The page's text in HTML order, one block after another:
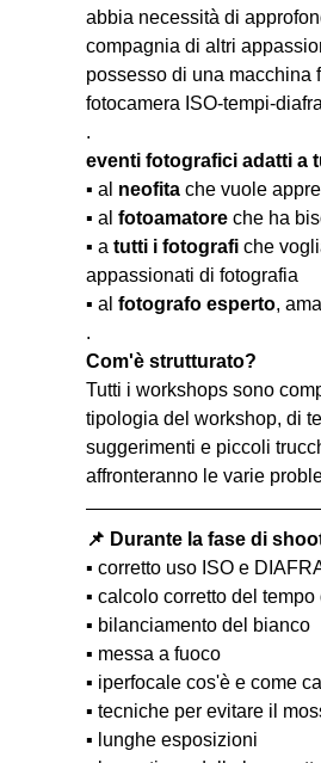
abbia necessità di
compagnia di altri
possesso di una macchina
fotocamera ISO-tempi-
.
eventi fotografici adatti a
▪️ al neofita che vuole
▪️ al fotoamatore che ha
▪️ a tutti i fotografi che
appassionati di fotografia
▪️ al fotografo esperto,
.
Com'è strutturato?
Tutti i workshops sono
tipologia del workshop, di
suggerimenti e piccoli
affronteranno le varie
📌 Durante la fase di
▪️ corretto uso ISO e
▪️ calcolo corretto del
▪️ bilanciamento del bianco
▪️ messa a fuoco
▪️ iperfocale cos'è e come
▪️ tecniche per evitare il
▪️ lunghe esposizioni